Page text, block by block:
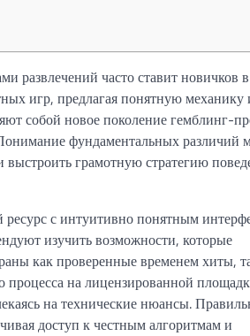
часто ставит новичков
игр, предлагая понятную механику
собой новое поколение гемблинг-
фундаментальных различий
грамотную стратегию
с интуитивно понятным
изучить возможности, которые
как проверенные временем хиты,
процесса на лицензированной
на технические нюансы.
доступ к честным алгоритмам и